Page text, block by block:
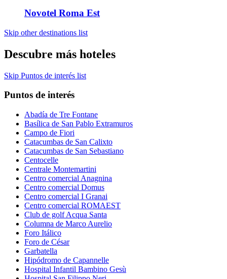
Novotel Roma Est
Skip other destinations list
Descubre más hoteles
Skip Puntos de interés list
Puntos de interés
Abadía de Tre Fontane
Basílica de San Pablo Extramuros
Campo de Fiori
Catacumbas de San Calixto
Catacumbas de San Sebastiano
Centocelle
Centrale Montemartini
Centro comercial Anagnina
Centro comercial Domus
Centro comercial I Granai
Centro comercial ROMAEST
Club de golf Acqua Santa
Columna de Marco Aurelio
Foro Itálico
Foro de César
Garbatella
Hipódromo de Capannelle
Hospital Infantil Bambino Gesù